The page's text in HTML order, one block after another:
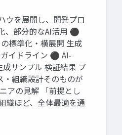
ウを展開し、開発プロ
、部分的なAI活用 ⚫
標準化・横展開 生成
イドライン ⚫ AI-
サンプル 検証結果 プ
組織設計そのものが
アの見解 「前提とし
織ほど、全体最適を通